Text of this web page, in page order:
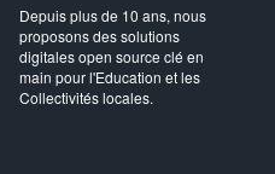
Depuis plus de 10 ans, nous
proposons des solutions
digitales open source clé en
main pour l'Education et les
Collectivités locales.